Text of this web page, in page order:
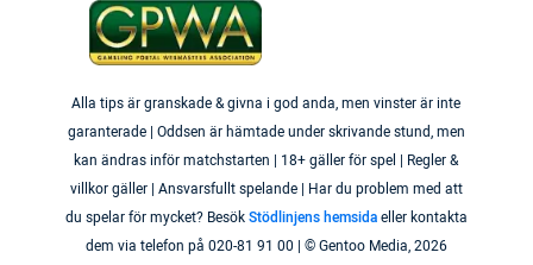
Alla tips är granskade & givna i god anda, men vinster är inte
garanterade | Oddsen är hämtade under skrivande stund, men
kan ändras inför matchstarten | 18+ gäller för spel | Regler &
villkor gäller | Ansvarsfullt spelande | Har du problem med att
du spelar för mycket? BesökStödlinjens hemsidaeller kontakta
dem via telefon på 020-81 91 00 | © Gentoo Media,2026